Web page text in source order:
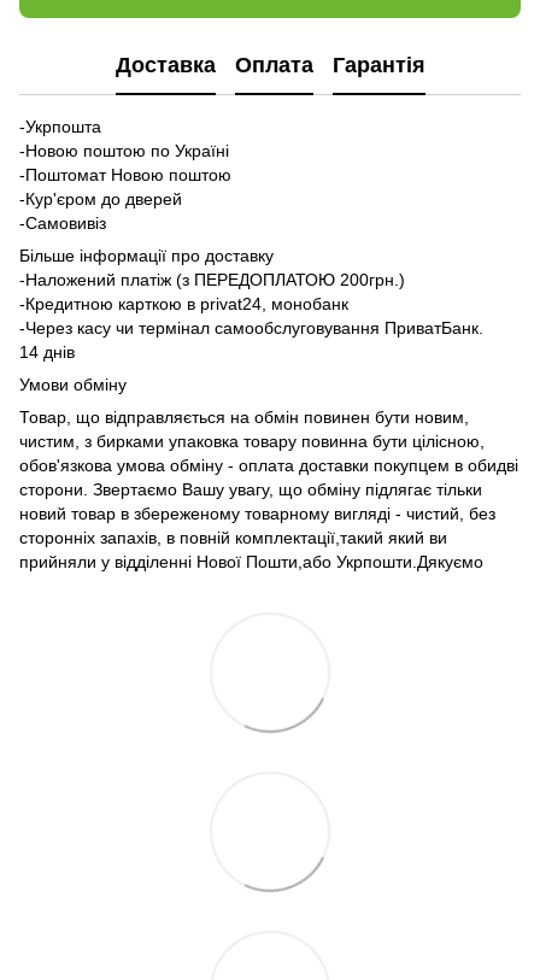
Доставка Оплата Гарантія
-Укрпошта
-Новою поштою по Україні
-Поштомат Новою поштою
-Кур'єром до дверей
-Самовивіз
Більше інформації про доставку
-Наложений платіж (з ПЕРЕДОПЛАТОЮ 200грн.)
-Кредитною карткою в privat24, монобанк
-Через касу чи термінал самообслуговування ПриватБанк.
14 днів
Умови обміну
Товар, що відправляється на обмін повинен бути новим,
чистим, з бирками упаковка товару повинна бути цілісною,
обов'язкова умова обміну - оплата доставки покупцем в обидві
сторони. Звертаємо Вашу увагу, що обміну підлягає тільки
новий товар в збереженому товарному вигляді - чистий, без
сторонніх запахів, в повній комплектації,такий який ви
прийняли у відділенні Нової Пошти,або Укрпошти.Дякуємо